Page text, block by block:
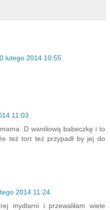
lutego 2014 10:55
11:03
:D waniliową babeczkę i to
też tort też przypadł by jej do
2014 11:24
mydlarni i przewaliłam wiele